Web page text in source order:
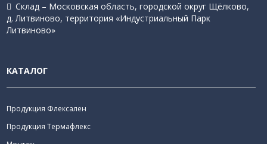
Склад – Московская область, городской округ Щёлково,
д. Литвиново, территория «Индустриальный Парк
Литвиново»
КАТАЛОГ
Продукция Флексален
Продукция Термафлекс